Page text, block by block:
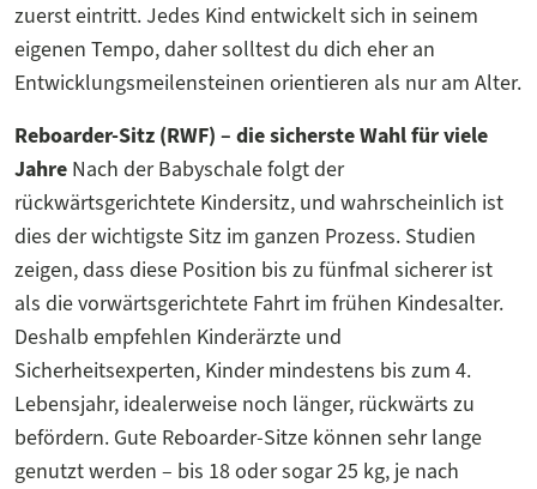
zuerst eintritt. Jedes Kind entwickelt sich in seinem
eigenen Tempo, daher solltest du dich eher an
Entwicklungsmeilensteinen orientieren als nur am Alter.
Reboarder-Sitz (RWF) – die sicherste Wahl für viele
Jahre Nach der Babyschale folgt der
rückwärtsgerichtete Kindersitz, und wahrscheinlich ist
dies der wichtigste Sitz im ganzen Prozess. Studien
zeigen, dass diese Position bis zu fünfmal sicherer ist
als die vorwärtsgerichtete Fahrt im frühen Kindesalter.
Deshalb empfehlen Kinderärzte und
Sicherheitsexperten, Kinder mindestens bis zum 4.
Lebensjahr, idealerweise noch länger, rückwärts zu
befördern. Gute Reboarder-Sitze können sehr lange
genutzt werden – bis 18 oder sogar 25 kg, je nach